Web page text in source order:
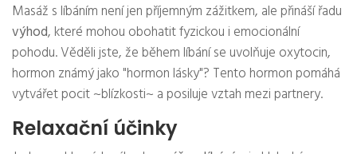
Masáž s líbáním není jen příjemným zážitkem, ale přináší řadu
výhod, které mohou obohatit fyzickou i emocionální
pohodu. Věděli jste, že během líbání se uvolňuje oxytocin,
hormon známý jako "hormon lásky"? Tento hormon pomáhá
vytvářet pocit ~blízkosti~ a posiluje vztah mezi partnery.
Relaxační účinky